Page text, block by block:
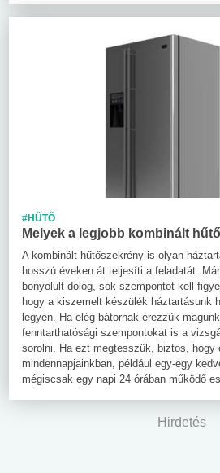
#HŰTŐ
Melyek a legjobb kombinált
A kombinált hűtőszekrény is olyan
hosszú éveken át teljesíti a feladatát.
bonyolult dolog, sok szempontot kell
hogy a kiszemelt készülék háztartásunk
legyen. Ha elég bátornak érezzük
fenntarthatósági szempontokat is a
sorolni. Ha ezt megtesszük, biztos, hogy
mindennapjainkban, például egy-egy
mégiscsak egy napi 24 órában működő
Hirdetés